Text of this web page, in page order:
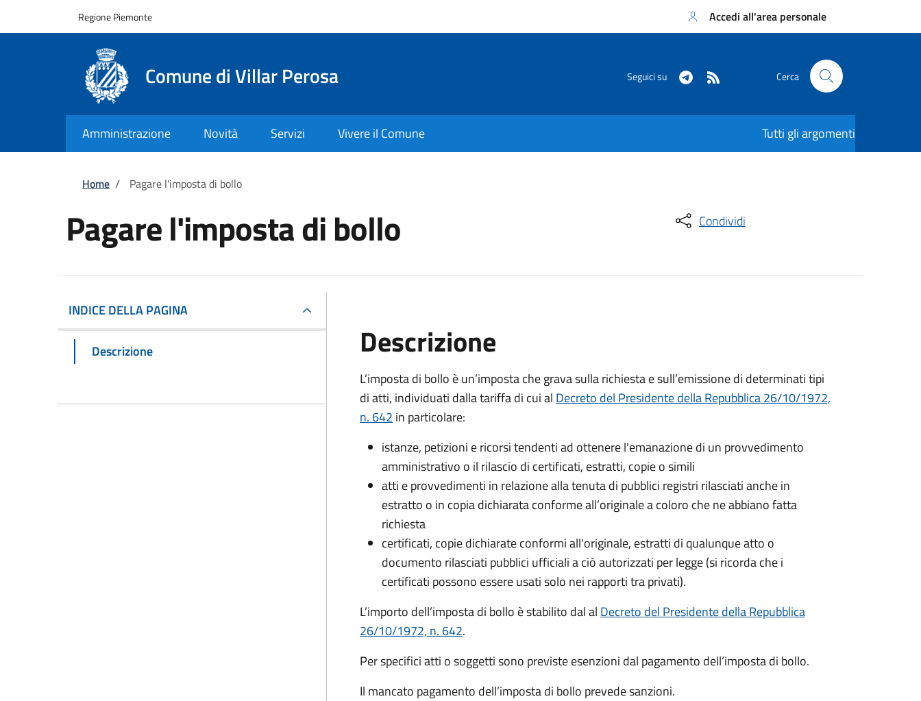
Regione Piemonte Accedi all'area personale
Comune di Villar Perosa Seguici su Cerca
Amministrazione Novità Servizi Vivere il Comune Tutti gli argomenti
Briciole di pane
Home / Pagare l'imposta di bollo
Pagare l'imposta di bollo Condividi
INDICE DELLA PAGINA
Descrizione Descrizione
L’imposta di bollo è un’imposta che grava sulla richiesta e sull’emissione di determinati tipi
di atti, individuati dalla tariffa di cui al Decreto del Presidente della Repubblica 26/10/1972,
n. 642 in particolare:
istanze, petizioni e ricorsi tendenti ad ottenere l'emanazione di un provvedimento
amministrativo o il rilascio di certificati, estratti, copie o simili
atti e provvedimenti in relazione alla tenuta di pubblici registri rilasciati anche in
estratto o in copia dichiarata conforme all’originale a coloro che ne abbiano fatta
richiesta
certificati, copie dichiarate conformi all'originale, estratti di qualunque atto o
documento rilasciati pubblici ufficiali a ciò autorizzati per legge (si ricorda che i
certificati possono essere usati solo nei rapporti tra privati).
L’importo dell’imposta di bollo è stabilito dal al Decreto del Presidente della Repubblica
26/10/1972, n. 642.
Per specifici atti o soggetti sono previste esenzioni dal pagamento dell’imposta di bollo.
Il mancato pagamento dell’imposta di bollo prevede sanzioni.